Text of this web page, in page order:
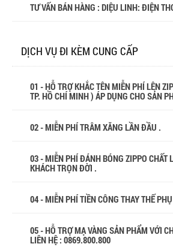
TƯ VẤN BÁN HÀNG : DIỆU LINH: ĐIỆN
DỊCH VỤ ĐI KÈM CUNG CẤP
01 - HỖ TRỢ KHẮC TÊN MIỄN PHÍ LÊN
TP. HỒ CHÍ MINH ) ÁP DỤNG CHO SẢN
02 - MIỄN PHÍ TRÂM XĂNG LẦN ĐẦU .
03 - MIỄN PHÍ ĐÁNH BÓNG ZIPPO CHẤT
KHÁCH TRỌN ĐỜI .
04 - MIỄN PHÍ TIỀN CÔNG THAY THẾ
05 - HỖ TRỢ MẠ VÀNG SẢN PHẨM VỚI
LIÊN HỆ : 0869.800.800